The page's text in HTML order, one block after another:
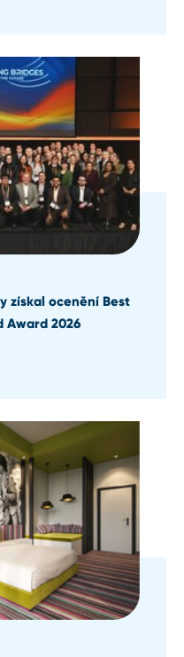
získal ocenění Best
Award 2026